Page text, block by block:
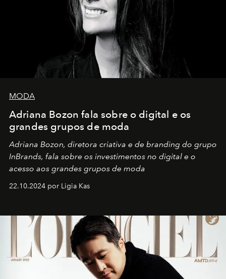
MODA
Adriana Bozon fala sobre o digital e os
grandes grupos de moda
Adriana Bozon, diretora criativa e de branding do grupo
InBrands, fala sobre os investimentos no digital e o
acesso aos grandes grupos de moda
22.10.2024 por Ligia Kas